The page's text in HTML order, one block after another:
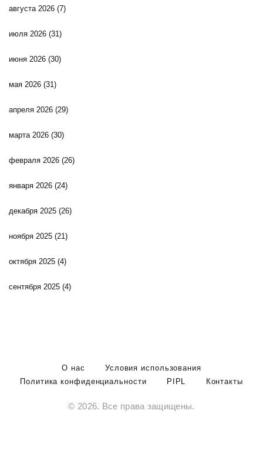
августа 2026 (7)
июля 2026 (31)
июня 2026 (30)
мая 2026 (31)
апреля 2026 (29)
марта 2026 (30)
февраля 2026 (26)
января 2026 (24)
декабря 2025 (26)
ноября 2025 (21)
октября 2025 (4)
сентября 2025 (4)
О нас
Условия использования
Политика конфиденциальности
PIPL Контакты
© 2026. Все права защищены.